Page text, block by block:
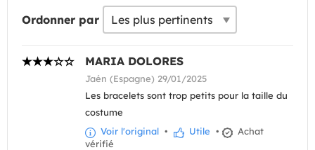
Ordonner par
MARIA DOLORES
Jaén (Espagne) 29/01/2025
Les bracelets sont trop petits pour la taille du
costume
Voir l'original • Utile •
Achat
vérifié